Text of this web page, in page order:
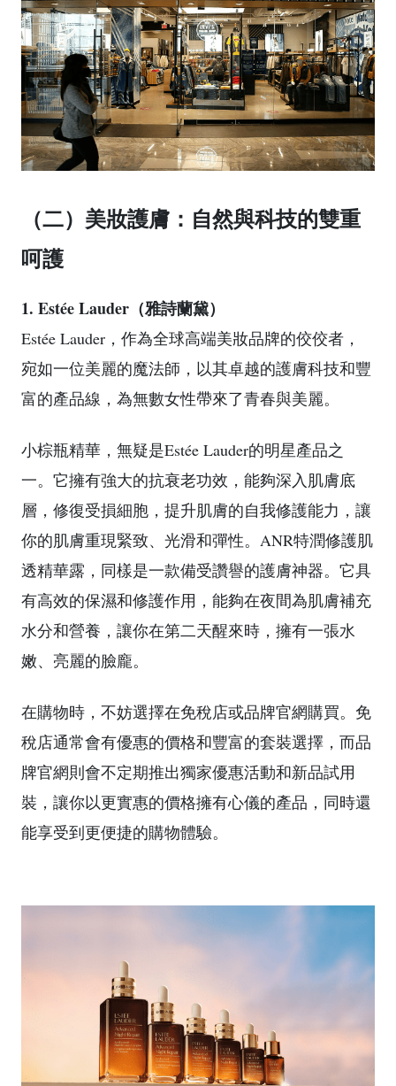
（二）美妝護膚：自然與科技的雙重
呵護
1. Estée Lauder（雅詩蘭黛）
Estée Lauder，作為全球高端美妝品牌的佼佼者，
宛如一位美麗的魔法師，以其卓越的護膚科技和豐
富的產品線，為無數女性帶來了青春與美麗。
小棕瓶精華，無疑是Estée Lauder的明星產品之
一。它擁有強大的抗衰老功效，能夠深入肌膚底
層，修復受損細胞，提升肌膚的自我修護能力，讓
你的肌膚重現緊致、光滑和彈性。ANR特潤修護肌
透精華露，同樣是一款備受讚譽的護膚神器。它具
有高效的保濕和修護作用，能夠在夜間為肌膚補充
水分和營養，讓你在第二天醒來時，擁有一張水
嫩、亮麗的臉龐。
在購物時，不妨選擇在免稅店或品牌官網購買。免
稅店通常會有優惠的價格和豐富的套裝選擇，而品
牌官網則會不定期推出獨家優惠活動和新品試用
裝，讓你以更實惠的價格擁有心儀的產品，同時還
能享受到更便捷的購物體驗。